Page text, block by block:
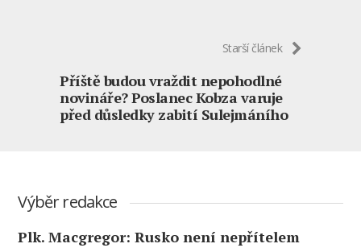
Starší článek
Příště budou vraždit nepohodlné
novináře? Poslanec Kobza varuje
před důsledky zabití Sulejmáního
Výběr redakce
Plk. Macgregor: Rusko není nepřítelem